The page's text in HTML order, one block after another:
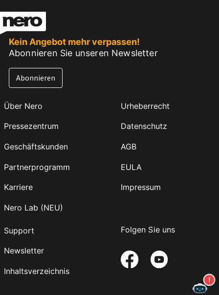
Kein Angebot mehr verpassen!
Abonnieren Sie unseren Newsletter
Abonnieren
Über Nero
Pressezentrum
Geschäftskunden
Partnerprogramm
Karriere
Nero Lab (NEU)
Urheberrecht
Datenschutz
AGB
EULA
Impressum
Support
Newsletter
Inhaltsverzeichnis
Folgen Sie uns